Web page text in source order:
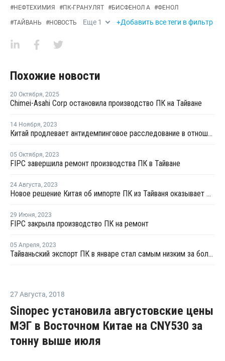
#НЕФТЕХИМИЯ #ПК-ГРАНУЛЯТ #БИСФЕНОЛ А #ФЕНОЛ
#ТАЙВАНЬ #НОВОСТЬ Еще 1 +Добавить все теги в фильтр
Похожие новости
20 Октября, 2025
Chimei-Asahi Corp остановила производство ПК на Тайване
14 Ноября, 2023
Китай продлевает антидемпинговое расследование в отношении импорта ПК из Тайваня
05 Октября, 2023
FIPC завершила ремонт производства ПК в Тайване
24 Августа, 2023
Новое решение Китая об импорте ПК из Тайваня оказывает давление на продавцов
29 Июня, 2023
FIPC закрыла производство ПК на ремонт
05 Апреля, 2023
Тайваньский экспорт ПК в январе стал самым низким за более чем шесть лет
27 Августа, 2018
Sinopec установила августовские цены
МЭГ в Восточном Китае на CNY530 за
тонну выше июля